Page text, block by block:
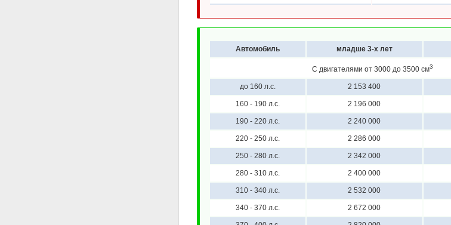
Автомобиль младше 3-х лет
С двигателями от 3000 до 3500 см3
до 160 л.с. 2 153 400
160 - 190 л.с. 2 196 000
190 - 220 л.с. 2 240 000
220 - 250 л.с. 2 286 000
250 - 280 л.с. 2 342 000
280 - 310 л.с. 2 400 000
310 - 340 л.с. 2 532 000
340 - 370 л.с. 2 672 000